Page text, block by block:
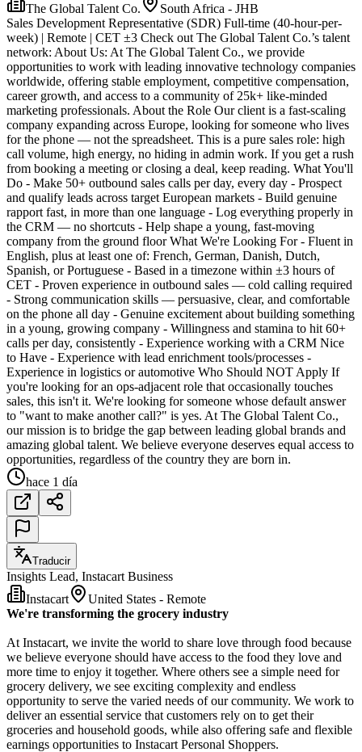
The Global Talent Co.
South Africa - JHB
Sales Development Representative (SDR) Full-time (40-hour-per-
week) | Remote | CET ±3 Check out The Global Talent Co.’s talent
network: About Us: At The Global Talent Co., we provide
opportunities to work with leading innovative technology companies
worldwide, offering stable employment, competitive compensation,
career growth, and access to a community of 25k+ like-minded
marketing professionals. About the Role Our client is a fast-scaling
company expanding across Europe, looking for someone who lives
for the phone — not the spreadsheet. This is a pure sales role: high
call volume, high energy, no hiding in admin work. If you get a rush
from booking a meeting or closing a deal, keep reading. What You'll
Do - Make 50+ outbound sales calls per day, every day - Prospect
and qualify leads across target European markets - Build genuine
rapport fast, in more than one language - Log everything properly in
the CRM — no shortcuts - Help shape a young, fast-moving
company from the ground floor What We're Looking For - Fluent in
English, plus at least one of: French, German, Danish, Dutch,
Spanish, or Portuguese - Based in a timezone within ±3 hours of
CET - Proven experience in outbound sales — cold calling required
- Strong communication skills — persuasive, clear, and comfortable
on the phone all day - Genuine excitement about building something
in a young, growing company - Willingness and stamina to hit 60+
calls per day, consistently - Experience working with a CRM Nice
to Have - Experience with lead enrichment tools/processes -
Experience in logistics or automotive Who Should NOT Apply If
you're looking for an ops-adjacent role that occasionally touches
sales, this isn't it. We're looking for someone whose default answer
to "want to make another call?" is yes. At The Global Talent Co.,
our mission is to bridge the gap between leading global brands and
amazing global talent. We believe everyone deserves equal access to
opportunities, regardless of the country they are born in.
hace 1 día
Traducir
Insights Lead, Instacart Business
Instacart
United States - Remote
We're transforming the grocery industry
At Instacart, we invite the world to share love through food because
we believe everyone should have access to the food they love and
more time to enjoy it together. Where others see a simple need for
grocery delivery, we see exciting complexity and endless
opportunity to serve the varied needs of our community. We work to
deliver an essential service that customers rely on to get their
groceries and household goods, while also offering safe and flexible
earnings opportunities to Instacart Personal Shoppers.